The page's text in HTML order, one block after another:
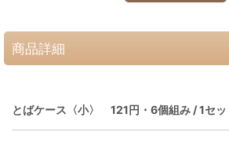
商品詳細
とばケース〈小〉 121円・6個組み / 1セッ